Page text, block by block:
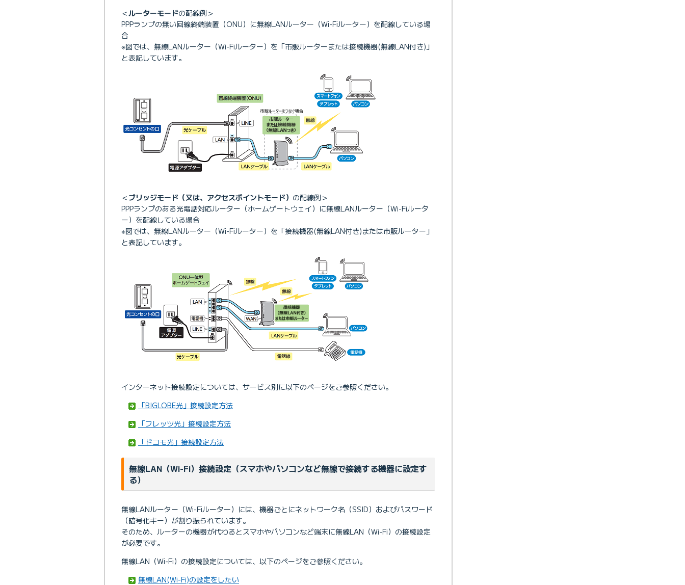
＜ ルーターモードの配線例＞
PPPランプの無い回線終端装置（ONU）に無線LANルーター（Wi-Fiルーター）を配線している場
合
※図では、無線LANルーター（Wi-Fiルーター）を「市販ルーターまたは接続機器(無線LAN付き)」
と表記しています。
＜ ブリッジモード（又は、アクセスポイントモード） の配線例＞
PPPランプのある光電話対応ルーター（ホームゲートウェイ）に無線LANルーター（Wi-Fiルータ
ー）を配線している場合
※図では、無線LANルーター（Wi-Fiルーター）を「接続機器(無線LAN付き)または市販ルーター」
と表記しています。
インターネット接続設定については、サービス別に以下のページをご参照ください。
「BIGLOBE光」接続設定方法
「フレッツ光」接続設定方法
「ドコモ光」接続設定方法
無線LAN（Wi-Fi）接続設定（スマホやパソコンなど無線で接続する機器に設定す
る）
無線LANルーター（Wi-Fiルーター）には、機器ごとにネットワーク名（SSID）およびパスワード
（暗号化キー）が割り振られています。
そのため、ルーターの機器が代わるとスマホやパソコンなど端末に無線LAN（Wi-Fi）の接続設定
が必要です。
無線LAN（Wi-Fi）の接続設定については、以下のページをご参照ください。
無線LAN(Wi-Fi)の設定をしたい